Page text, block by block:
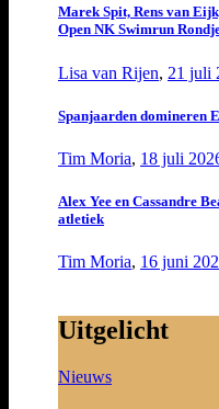
Marek Spit, Rens van
Open NK Swimrun
Lisa van Rijen, 21 juli
Spanjaarden domineren
Tim Moria, 18 juli
Alex Yee en Cassandre
atletiek
Tim Moria, 16 juni
Uitgelicht
Nieuws